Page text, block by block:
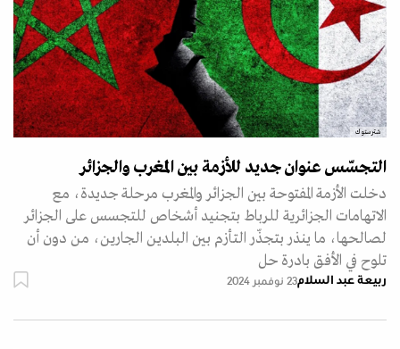
شترستوك
التجسّس عنوان جديد للأزمة بين المغرب والجزائر
دخلت الأزمة المفتوحة بين الجزائر والمغرب مرحلة جديدة، مع
الاتهامات الجزائرية للرباط بتجنيد أشخاص للتجسس على الجزائر
لصالحها، ما ينذر بتجذّر التأزم بين البلدين الجارين، من دون أن
تلوح في الأفق بادرة حل
ربيعة عبد السلام23 نوفمبر 2024